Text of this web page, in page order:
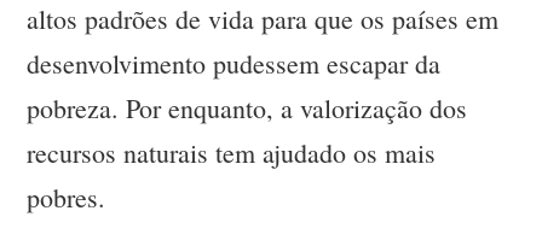
altos padrões de vida para que os países em
desenvolvimento pudessem escapar da
pobreza. Por enquanto, a valorização dos
recursos naturais tem ajudado os mais
pobres.